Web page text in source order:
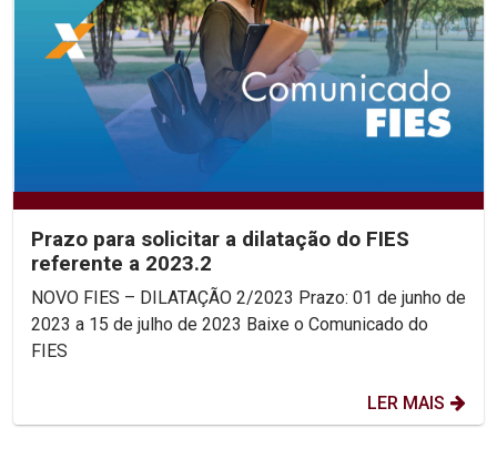
Prazo para solicitar a dilatação do FIES
referente a 2023.2
NOVO FIES – DILATAÇÃO 2/2023 Prazo: 01 de junho de
2023 a 15 de julho de 2023 Baixe o Comunicado do
FIES
LER MAIS